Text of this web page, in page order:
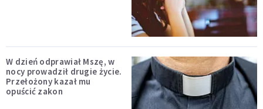
W dzień odprawiał Mszę, w
nocy prowadził drugie życie.
Przełożony kazał mu
opuścić zakon